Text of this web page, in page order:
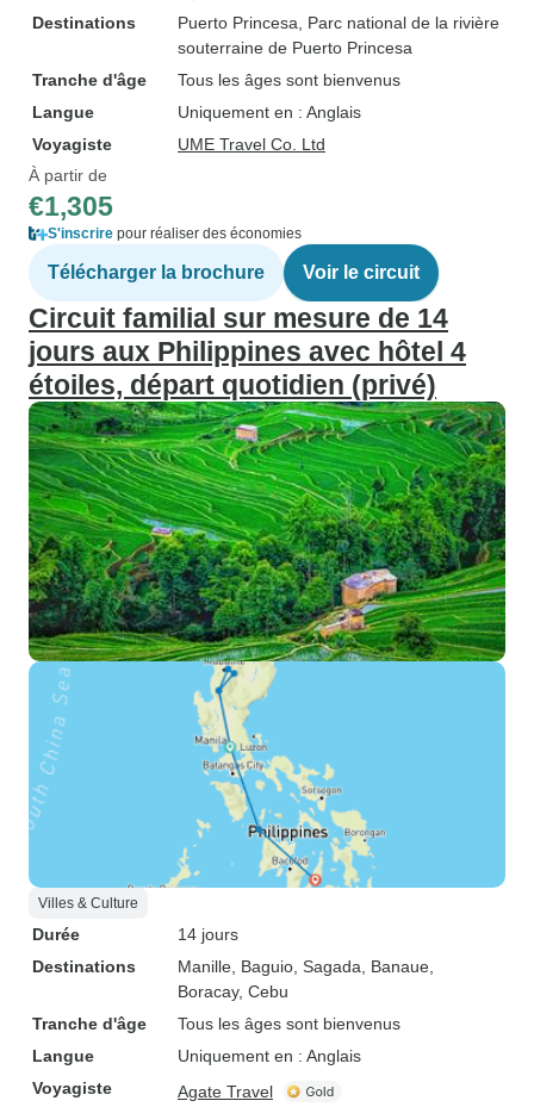
Destinations
Puerto Princesa , Parc national de la rivière
souterraine de Puerto Princesa
Tranche d'âge
Tous les âges sont bienvenus
Langue
Uniquement en : Anglais
Voyagiste
UME Travel Co. Ltd
À partir de
€1,305
S'inscrire pour réaliser des économies
Télécharger la brochure Voir le circuit
Circuit familial sur mesure de 14
jours aux Philippines avec hôtel 4
étoiles, départ quotidien (privé)
Villes & Culture
Durée
14 jours
Destinations
Manille , Baguio , Sagada , Banaue
Boracay, Cebu
Tranche d'âge
Tous les âges sont bienvenus
Langue
Uniquement en : Anglais
Voyagiste
Agate Travel